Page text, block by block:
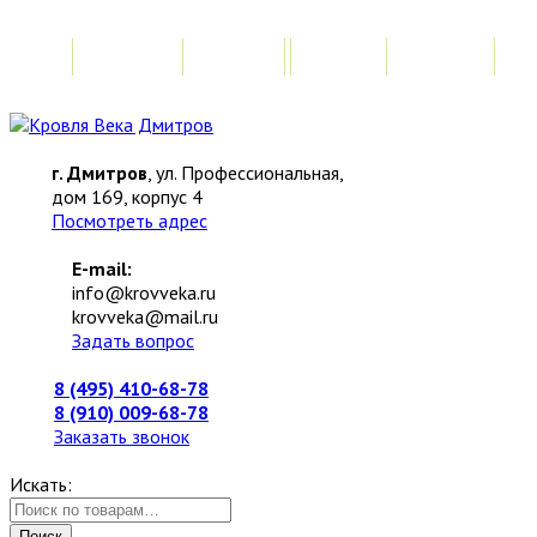
г. Дмитров, ул. Профессиональная,
дом 169, корпус 4
Посмотреть адрес
E-mail:
info@krovveka.ru
krovveka@mail.ru
Задать вопрос
8 (495) 410-68-78
8 (910) 009-68-78
Заказать звонок
Искать: